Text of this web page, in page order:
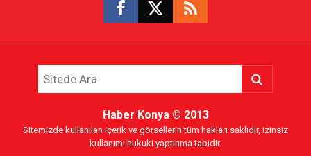
Haber Konya© 2013
Sitemizde kullanılan içerik ve görsellerin tüm hakları saklıdır, izinsiz
kullanımı hukuki yaptırıma tabidir.